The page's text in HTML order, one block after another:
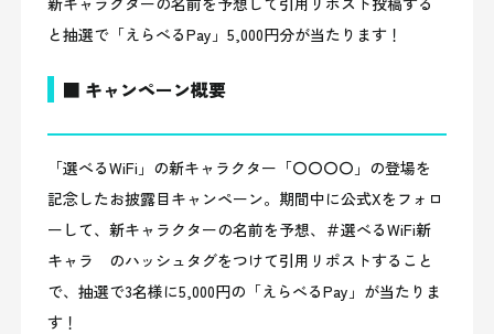
と抽選で「えらべるPay」5,000円分が当たります！
■ キャンペーン概要
「選べるWiFi」の新キャラクター「〇〇〇〇」の登場を
記念したお披露目キャンペーン。期間中に公式Xをフォロ
ーして、新キャラクターの名前を予想、＃選べるWiFi新
キャラ のハッシュタグをつけて引用リポストすること
で、抽選で3名様に5,000円の「えらべるPay」が当たりま
す！